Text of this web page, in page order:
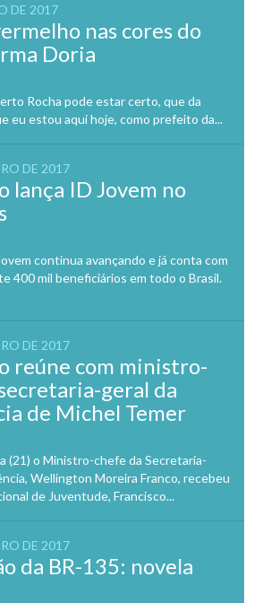
DE 2017
nas cores do
Doria
Rocha pode estar certo, que da
eu estou aqui hoje, como prefeito da...
DE 2017
lança ID Jovem no
continua avançando e já conta com
400 mil beneficiários em todo o Brasil.
DE 2017
reúne com ministro-
geral da
de Michel Temer
(21) o Ministro-chefe da Secretaria-
Wellington Moreira Franco, recebeu
de Juventude, Francisco...
DE 2017
da BR-135: novela